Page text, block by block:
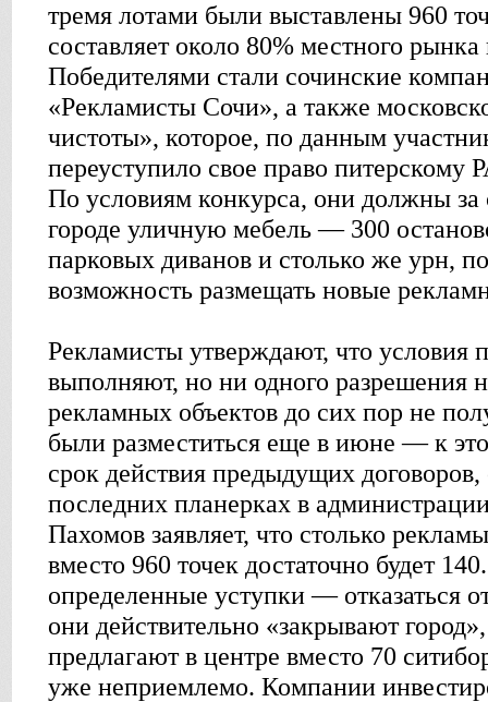
тремя лотами были выставлены 960
составляет около 80% местного
Победителями стали сочинские
«Рекламисты Сочи», а также
чистоты», которое, по данным
переуступило свое право питерскому
По условиям конкурса, они должны за
городе уличную мебель — 300
парковых диванов и столько же урн,
возможность размещать новые
Рекламисты утверждают, что условия
выполняют, но ни одного разрешения
рекламных объектов до сих пор не
были разместиться еще в июне — к
срок действия предыдущих
последних планерках в
Пахомов заявляет, что столько
вместо 960 точек достаточно будет
определенные уступки — отказаться
они действительно «закрывают
предлагают в центре вместо 70
уже неприемлемо. Компании